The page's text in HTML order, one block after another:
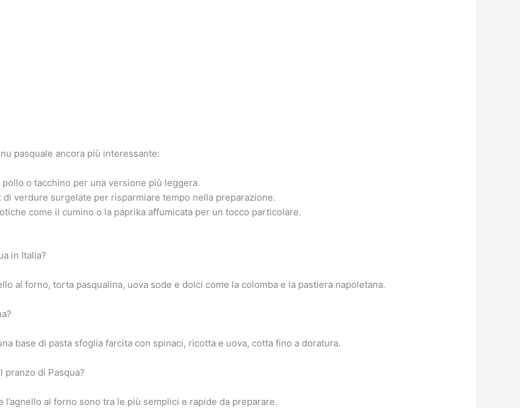
pasquale ancora più interessante:
pollo o tacchino per una versione più leggera.
di verdure surgelate per risparmiare tempo nella preparazione.
come il cumino o la paprika affumicata per un tocco particolare.
in Italia?
al forno, torta pasqualina, uova sode e dolci come la colomba e la pastiera napoletana.
base di pasta sfoglia farcita con spinaci, ricotta e uova, cotta fino a doratura.
di Pasqua?
al forno sono tra le più semplici e rapide da preparare.